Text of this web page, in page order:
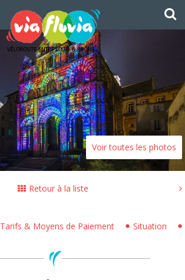
Voir toutes les photos
Retour à la liste
Tarifs & Moyens de Paiement Situation